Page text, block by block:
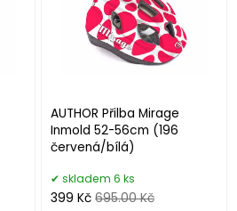
AUTHOR Přilba Mirage
Inmold 52-56cm (196
červená/bílá)
skladem 6 ks
399 Kč 695.00 Kč